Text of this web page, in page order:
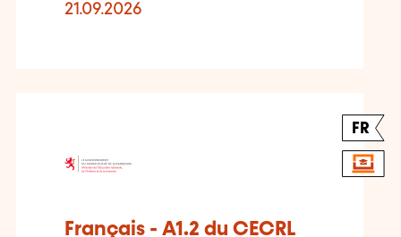
21.09.2026
FR
Français - A1.2 du CECRL